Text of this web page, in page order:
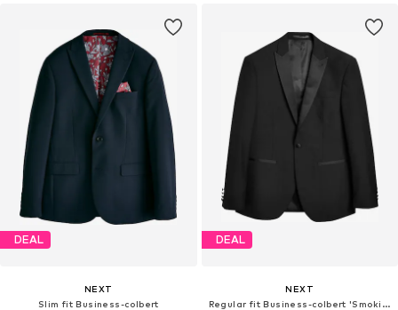
DEAL
NEXT
Slim fit Business-colbert
DEAL
NEXT
Regular fit Business-colbert 'Smoking'